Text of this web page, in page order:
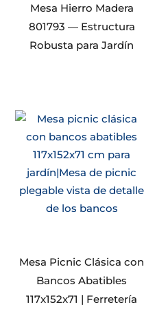
Mesa Hierro Madera
801793 — Estructura
Robusta para Jardín
Mesa Picnic Clásica con
Bancos Abatibles
117x152x71 | Ferretería